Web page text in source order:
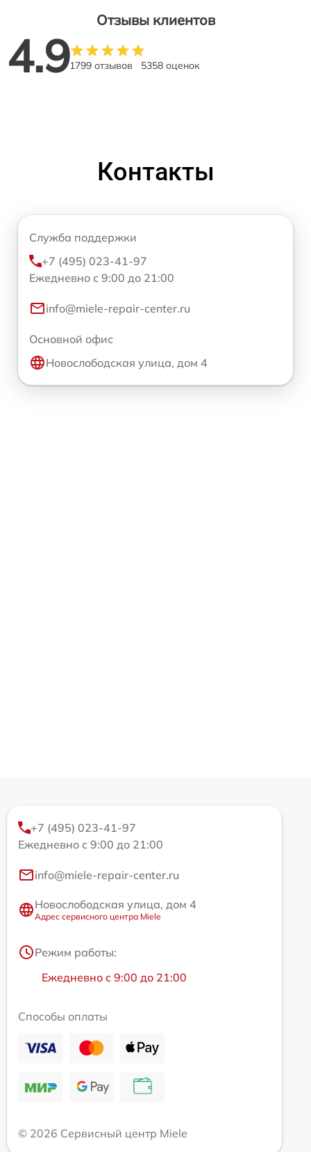
Отзывы клиентов
4.91799 отзывов 5358 оценок
Контакты
Служба поддержки
+7 (495) 023-41-97
Ежедневно с 9:00 до 21:00
info@miele-repair-center.ru
Основной офис
Новослободская улица, дом 4
+7 (495) 023-41-97
Ежедневно с 9:00 до 21:00
info@miele-repair-center.ru
Новослободская улица, дом 4
Адрес сервисного центра Miele
Режим работы:
Ежедневно с 9:00 до 21:00
Способы оплаты
© 2026 Сервисный центр Miele